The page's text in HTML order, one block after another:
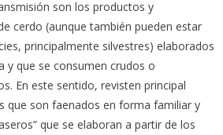
son los productos y
cerdo (aunque también pueden estar
principalmente silvestres) elaborados
y que se consumen crudos o
En este sentido, revisten principal
que son faenados en forma familiar y
que se elaboran a partir de los